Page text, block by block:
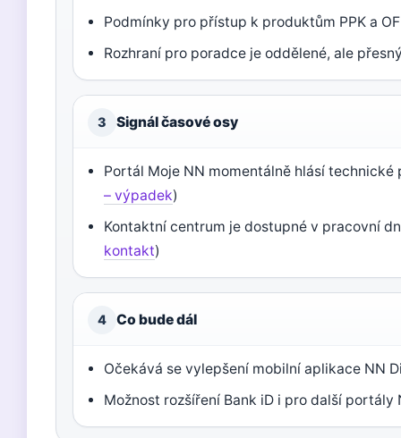
Podmínky pro přístup k produktům PPK a
Rozhraní pro poradce je oddělené, ale
3 Signál časové osy
Portál Moje NN momentálně hlásí
– výpadek)
Kontaktní centrum je dostupné v pracovní
kontakt)
4 Co bude dál
Očekává se vylepšení mobilní aplikace NN
Možnost rozšíření Bank iD i pro další portály